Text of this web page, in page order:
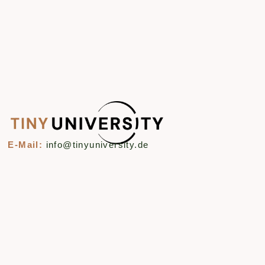
E-Mail: info@tinyuniversity.de